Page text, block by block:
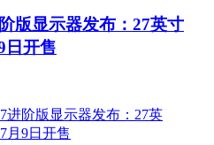
版显示器发布：27英寸
日开售